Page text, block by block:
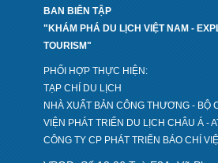
BAN BIÊN TẬP
"KHÁM PHÁ DU LỊCH VIỆT NAM -
TOURISM"
PHỐI HỢP THỰC HIỆN:
TẠP CHÍ DU LỊCH
NHÀ XUẤT BẢN CÔNG THƯƠNG - BỘ
VIỆN PHÁT TRIỂN DU LỊCH CHÂU Á -
CÔNG TY CP PHÁT TRIỂN BÁO CHÍ